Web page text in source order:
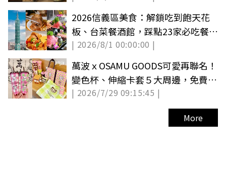
2026信義區美食：解鎖吃到飽天花
板、台菜餐酒館，踩點23家必吃餐
廳！
| 2026/8/1 00:00:00 |
萬波ｘOSAMU GOODS可愛再聯名！
變色杯、伸縮卡套５大周邊，免費杯
身快收集
| 2026/7/29 09:15:45 |
More